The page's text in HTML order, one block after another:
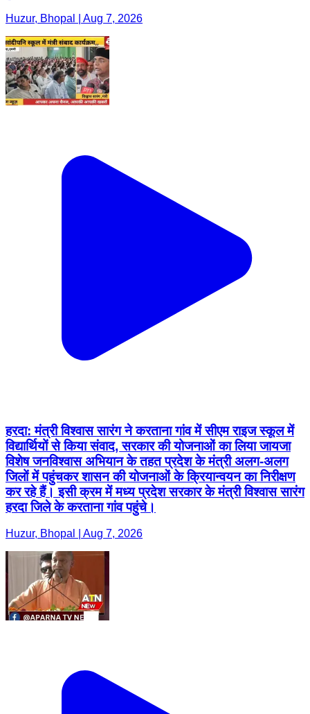
Huzur, Bhopal | Aug 7, 2026
हरदा: मंत्री विश्वास सारंग ने करताना गांव में सीएम राइज स्कूल में
विद्यार्थियों से किया संवाद, सरकार की योजनाओं का लिया जायजा
विशेष जनविश्वास अभियान के तहत प्रदेश के मंत्री अलग-अलग
जिलों में पहुंचकर शासन की योजनाओं के क्रियान्वयन का निरीक्षण
कर रहे हैं। इसी क्रम में मध्य प्रदेश सरकार के मंत्री विश्वास सारंग
हरदा जिले के करताना गांव पहुंचे।
Huzur, Bhopal | Aug 7, 2026